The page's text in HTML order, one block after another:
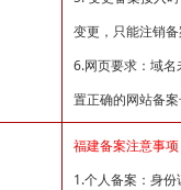
变更，只能注销
6.网页要求：域
置正确的网站备
福建备案注意事项
1.个人备案：身